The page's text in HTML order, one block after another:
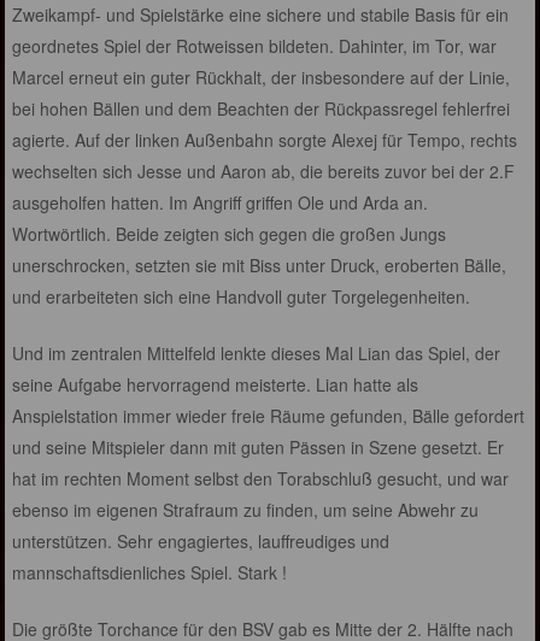
Zweikampf- und Spielstärke eine sichere und stabile Basis für ein
geordnetes Spiel der Rotweissen bildeten. Dahinter, im Tor, war
Marcel erneut ein guter Rückhalt, der insbesondere auf der Linie,
bei hohen Bällen und dem Beachten der Rückpassregel fehlerfrei
agierte. Auf der linken Außenbahn sorgte Alexej für Tempo, rechts
wechselten sich Jesse und Aaron ab, die bereits zuvor bei der 2.F
ausgeholfen hatten. Im Angriff griffen Ole und Arda an.
Wortwörtlich. Beide zeigten sich gegen die großen Jungs
unerschrocken, setzten sie mit Biss unter Druck, eroberten Bälle,
und erarbeiteten sich eine Handvoll guter Torgelegenheiten.
Und im zentralen Mittelfeld lenkte dieses Mal Lian das Spiel, der
seine Aufgabe hervorragend meisterte. Lian hatte als
Anspielstation immer wieder freie Räume gefunden, Bälle gefordert
und seine Mitspieler dann mit guten Pässen in Szene gesetzt. Er
hat im rechten Moment selbst den Torabschluß gesucht, und war
ebenso im eigenen Strafraum zu finden, um seine Abwehr zu
unterstützen. Sehr engagiertes, lauffreudiges und
mannschaftsdienliches Spiel. Stark !
Die größte Torchance für den BSV gab es Mitte der 2. Hälfte nach